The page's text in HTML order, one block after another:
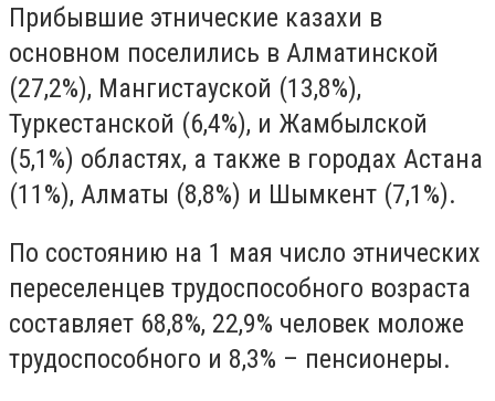
Прибывшие этнические казахи в
основном поселились в Алматинской
(27,2%), Мангистауской (13,8%),
Туркестанской (6,4%), и Жамбылской
(5,1%) областях, а также в городах Астана
(11%), Алматы (8,8%) и Шымкент (7,1%).
По состоянию на 1 мая число этнических
переселенцев трудоспособного возраста
составляет 68,8%, 22,9% человек моложе
трудоспособного и 8,3% – пенсионеры.